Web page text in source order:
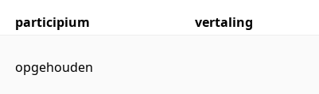
participium vertaling
opgehouden